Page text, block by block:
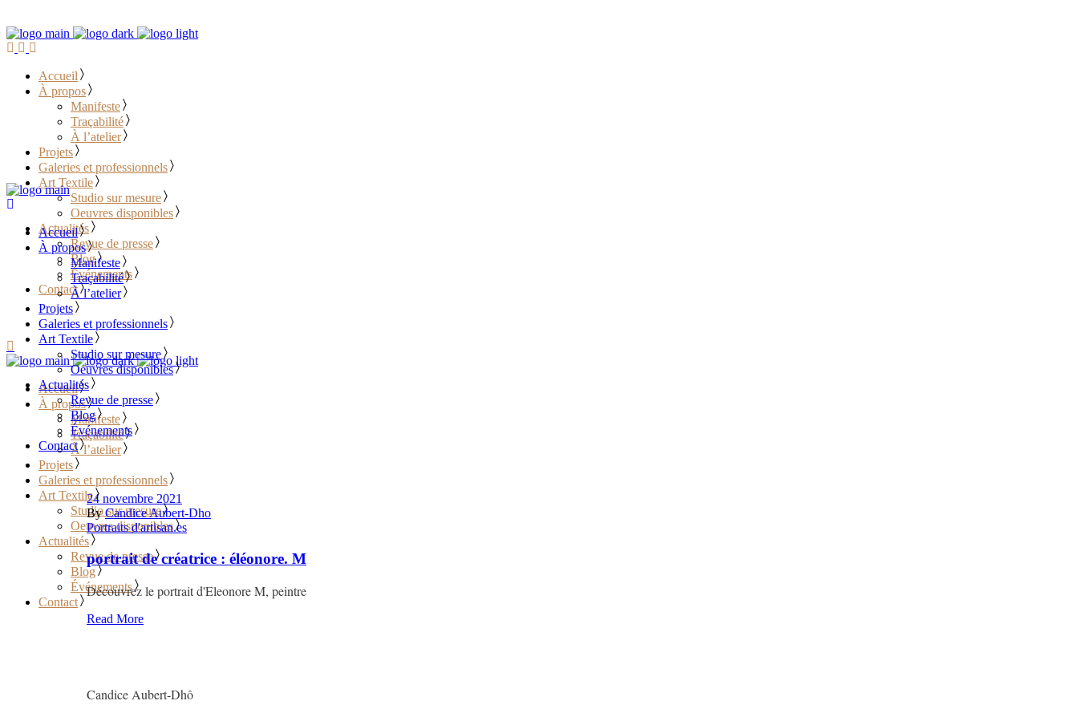
Accueil
À propos
Manifeste
Traçabilité
À l’atelier
Projets
Galeries et professionnels
Art Textile
Studio sur mesure
Oeuvres disponibles
Actualités
Revue de presse
Blog
Événements
Contact
………………………………
Accueil
À propos
Manifeste
Traçabilité
À l’atelier
Projets
Galeries et professionnels
Art Textile
Studio sur mesure
Oeuvres disponibles
Actualités
Revue de presse
Blog
Événements
Contact
Accueil
À propos
Manifeste
Traçabilité
À l’atelier
Projets
Galeries et professionnels
Art Textile
Studio sur mesure
Oeuvres disponibles
Actualités
Revue de presse
Blog
Événements
Contact
24 novembre 2021
By Candice Aubert-Dho
Portraits d'artisan.es
portrait de créatrice : éléonore. M
Découvrez le portrait d'Eleonore M, peintre
Read More
Candice Aubert-Dhô